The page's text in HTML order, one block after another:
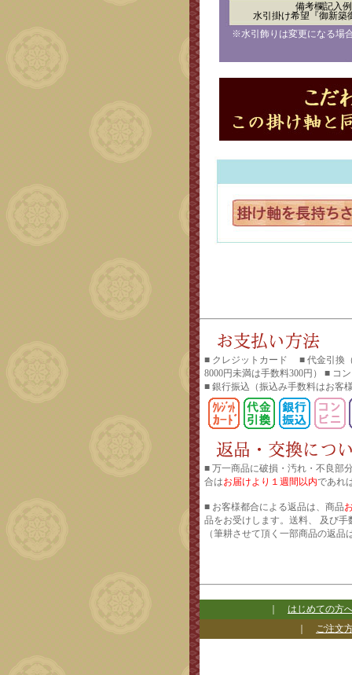
備考欄記入
水引掛け希望『御新築
※水引飾りは変更になる場
■ クレジットカード ■ 代金引換
8000円未満は手数料300円） ■ コ
■ 銀行振込 （振込み手数料はお客
■ 万一商品に破損・汚れ・不良部
合はお届けより１週間以内であれ
■ お客様都合による返品は、商品
品をお受けします。送料、 及び
（筆耕させて頂く一部商品の返品
はじめての方
ご注文